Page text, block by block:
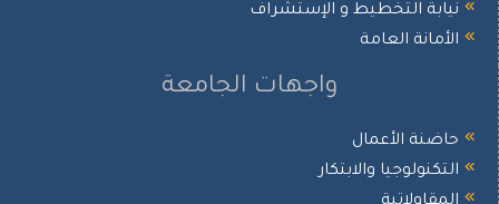
نيابة التخطيط و الإستشراف
الأمانة العامة
واجهات الجامعة
حاضنة الأعمال
التكنولوجيا والابتكار